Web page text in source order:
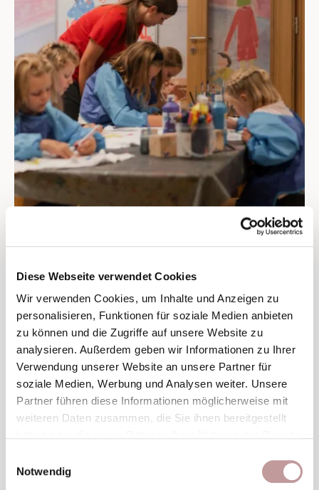
Diese Webseite verwendet Cookies
Wir verwenden Cookies, um Inhalte und Anzeigen zu
personalisieren, Funktionen für soziale Medien anbieten
zu können und die Zugriffe auf unsere Website zu
analysieren. Außerdem geben wir Informationen zu Ihrer
Verwendung unserer Website an unsere Partner für
soziale Medien, Werbung und Analysen weiter. Unsere
Partner führen diese Informationen möglicherweise mit
weiteren Daten zusammen, die Sie ihnen bereitgestellt
Notwendig
Betreuungszeiten im Winter
Spiel, Spaß & gut
umsorgt
Während der Wintersaison von Dezember bis April
bieten wir folgende Betreuungszeiten an:
Sonntag von 16.00 bis 20.30 Uhr
Samstag in der Playarena mit Aufsicht: von